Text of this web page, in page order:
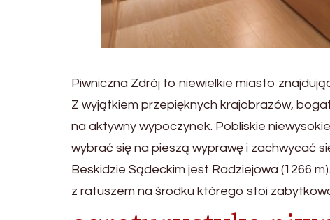
Piwniczna Zdrój to niewielkie miasto
Z wyjątkiem przepięknych krajobrazów,
na aktywny wypoczynek. Pobliskie
wybrać się na pieszą wyprawę i zachwycać
Beskidzie Sądeckim jest Radziejowa (1266
z ratuszem na środku którego stoi